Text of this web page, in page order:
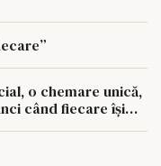
o chemare unică,
când fiecare își